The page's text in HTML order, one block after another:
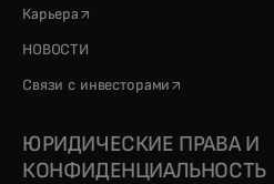
Карьера opens in a new tab
НОВОСТИ
Связи с инвесторами opens in a
ЮРИДИЧЕСКИЕ ПРАВА И
КОНФИДЕНЦИАЛЬНОСТЬ